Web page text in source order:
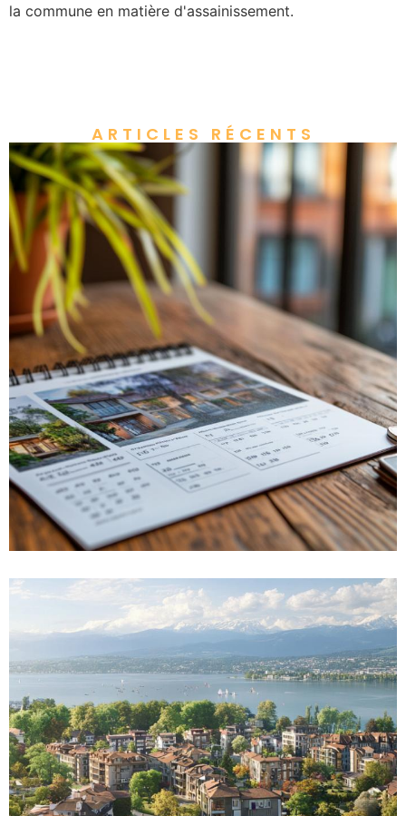
la commune en matière d'assainissement.
ARTICLES RÉCENTS
Sélectionnez un calendrier photo pour
valoriser vos biens immobiliers tout au
long de l’année
Dans un secteur aussi concurrentiel que
l’immobilier, se démarquer de la concurrence
nécessite des stratégies marketing innovantes et
durables. Parmi...